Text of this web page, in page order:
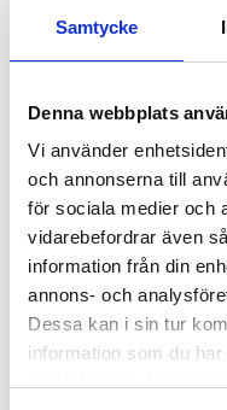
Samtycke
Denna webbplats
Vi använder
och annonserna till
för sociala medier och
vidarebefordrar även
information från din
annons- och
Dessa kan i sin tur
information som du
KAOS KLAPP®
Nyfödd-säte Desert